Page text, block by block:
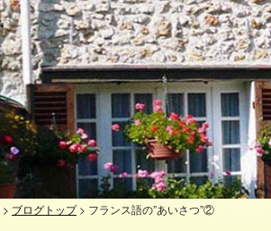
> ブログトップ> フランス語の”あいさつ”②